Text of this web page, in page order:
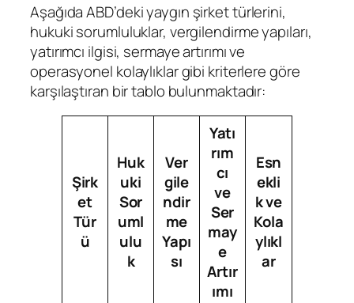
Aşağıda ABD’deki yaygın şirket türlerini,
hukuki sorumluluklar, vergilendirme yapıları,
yatırımcı ilgisi, sermaye artırımı ve
operasyonel kolaylıklar gibi kriterlere göre
karşılaştıran bir tablo bulunmaktadır:
Şirk
et
Tür
ü
Huk
uki
Sor
uml
ulu
k
Ver
gile
ndir
me
Yapı
sı
Yatı
rım
cı
ve
Ser
may
e
Artır
ımı
Esn
ekli
k ve
Kola
ylıkl
ar